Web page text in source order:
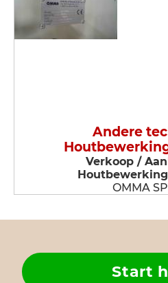
Andere
Verkoop /
OMMA
Start